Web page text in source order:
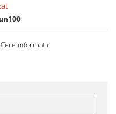
informatii